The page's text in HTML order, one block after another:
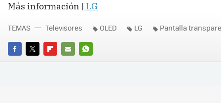
Más información | LG
FACEBOOK
TWITTERFLIPBOARD
E-
WHATSAPP
TEMAS Televisores OLED LG Pantalla